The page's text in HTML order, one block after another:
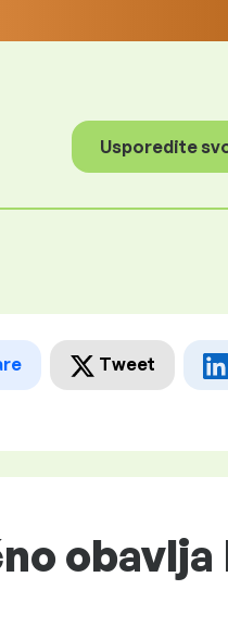
Usporedite
Tweet